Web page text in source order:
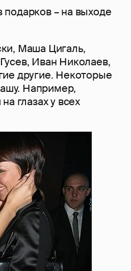
– на выходе
Маша Цигаль,
Иван Николаев,
другие. Некоторые
Например,
глазах у всех